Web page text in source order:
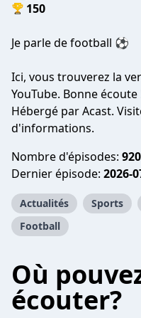
150
Je parle de football ⚽
Ici, vous trouverez la
YouTube. Bonne écoute
Hébergé par Acast.
d'informations.
Nombre d'épisodes: 920
Dernier épisode: 2026-
Actualités Sports
Football
Où
écouter?